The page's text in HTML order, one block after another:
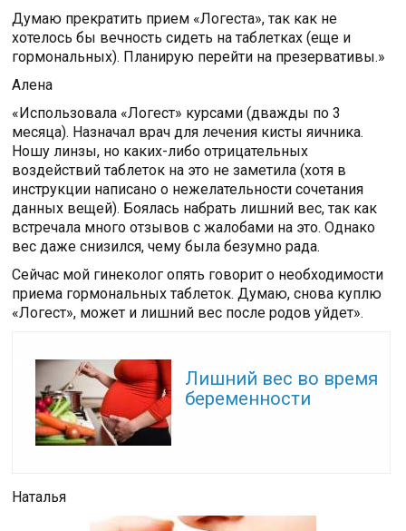
Думаю прекратить прием «Логеста», так как не
хотелось бы вечность сидеть на таблетках (еще и
гормональных). Планирую перейти на презервативы.»
Алена
«Использовала «Логест» курсами (дважды по 3
месяца). Назначал врач для лечения кисты яичника.
Ношу линзы, но каких-либо отрицательных
воздействий таблеток на это не заметила (хотя в
инструкции написано о нежелательности сочетания
данных вещей). Боялась набрать лишний вес, так как
встречала много отзывов с жалобами на это. Однако
вес даже снизился, чему была безумно рада.
Сейчас мой гинеколог опять говорит о необходимости
приема гормональных таблеток. Думаю, снова куплю
«Логест», может и лишний вес после родов уйдет».
Лишний вес во время
беременности
Наталья